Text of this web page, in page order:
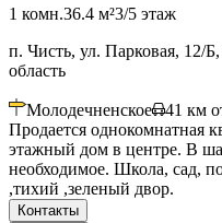
1 комн.36.4 м²3/5 этаж
п. Чисть, ул. Парковая, 12/
область
Молодечненское 41 км
Продается однокомнатная
этажный дом в центре. В
необходимое. Школа, сад,
,тихий ,зеленый двор.
Контакты